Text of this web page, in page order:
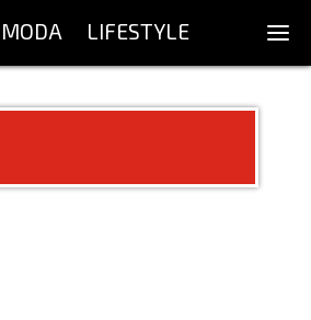
MODA LIFESTYLE